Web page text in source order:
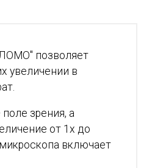
позволяет
увеличении в
зрения, а
от 1х до
включает